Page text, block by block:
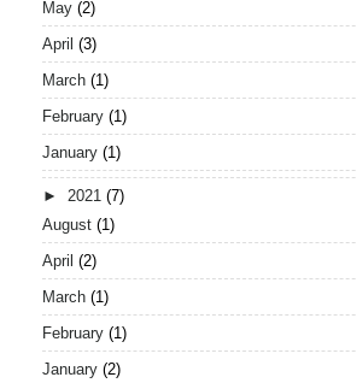
May (2)
April (3)
March (1)
February (1)
January (1)
► 2021 (7)
August (1)
April (2)
March (1)
February (1)
January (2)